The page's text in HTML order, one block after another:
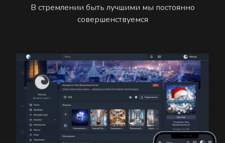
В стремлении быть лучшими мы постоянно
совершенствуемся